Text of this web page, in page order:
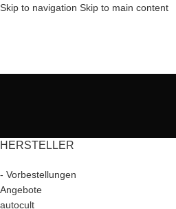
Skip to navigation Skip to main content
HERSTELLER
- Vorbestellungen
Angebote
autocult